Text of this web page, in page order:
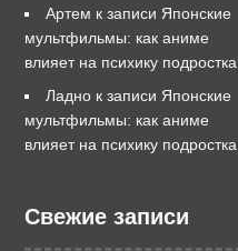
Артем к записи Японские
мультфильмы: как аниме
влияет на психику подростка
Ладно к записи Японские
мультфильмы: как аниме
влияет на психику подростка
Свежие записи